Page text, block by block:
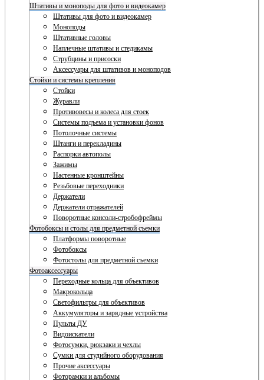
Штативы и моноподы для фото и видеокамер
Штативы для фото и видеокамер
Моноподы
Штативные головы
Наплечные штативы и стедикамы
Струбцины и присоски
Аксессуары для штативов и моноподов
Стойки и системы крепления
Стойки
Журавли
Противовесы и колеса для стоек
Системы подъема и установки фонов
Потолочные системы
Штанги и перекладины
Распорки автополы
Зажимы
Настенные кронштейны
Резьбовые переходники
Держатели
Держатели отражателей
Поворотные консоли-стробофреймы
Фотобоксы и столы для предметной съемки
Платформы поворотные
Фотобоксы
Фотостолы для предметной съемки
Фотоаксессуары
Переходные кольца для объективов
Макрокольца
Светофильтры для объективов
Аккумуляторы и зарядные устройства
Пульты ДУ
Видоискатели
Фотосумки, рюкзаки и чехлы
Сумки для студийного оборудования
Прочие аксессуары
Фоторамки и альбомы